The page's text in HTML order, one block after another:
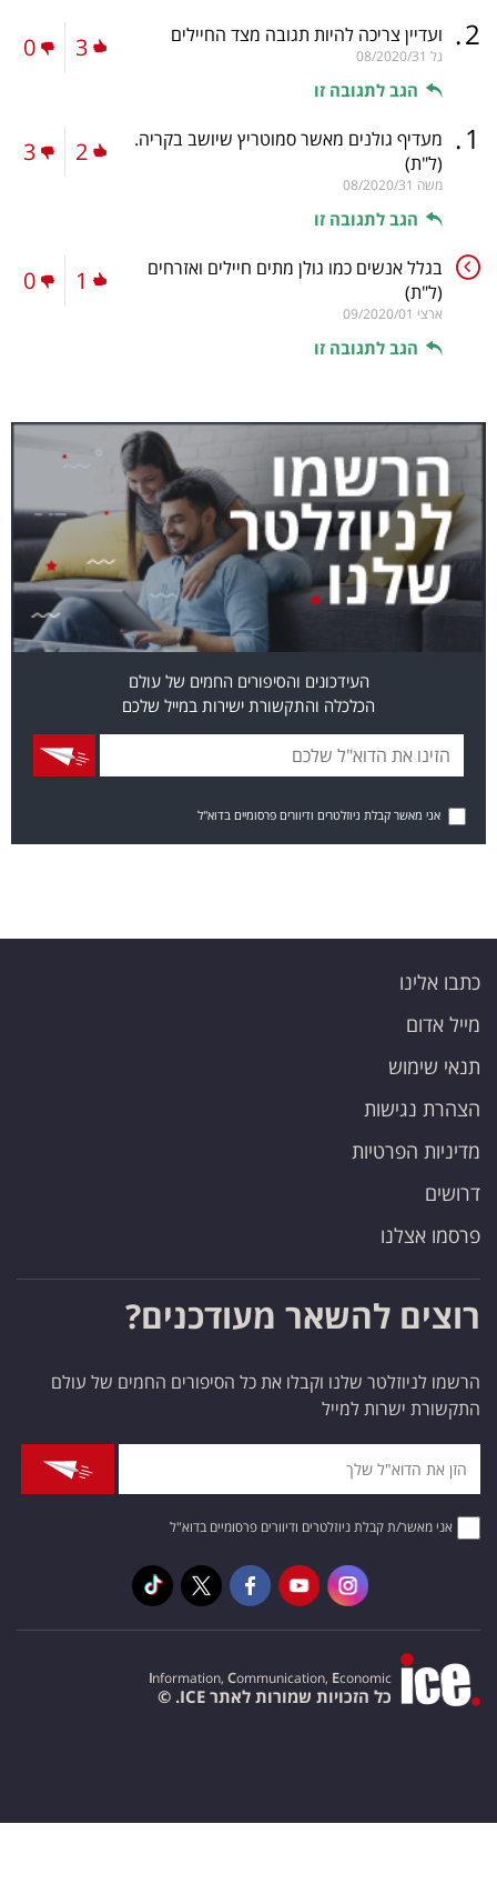
2
. ועדיין צריכה להיות תגובה מצד החיילים
גל 08/2020/31
הגב לתגובה זו
3
0
1
. מעדיף גולנים מאשר סמוטריץ שיושב בקריה.
(ל"ת)
משה 08/2020/31
הגב לתגובה זו
2
3
בגלל אנשים כמו גולן מתים חיילים ואזרחים
(ל"ת)
ארצי 09/2020/01
הגב לתגובה זו
1
0
העידכונים והסיפורים החמים של עולם
הכלכלה והתקשורת ישירות במייל שלכם
אני מאשר קבלת ניוזלטרים ודיוורים פרסומיים בדוא"ל
כתבו אלינו
מייל אדום
תנאי שימוש
הצהרת נגישות
מדיניות הפרטיות
דרושים
פרסמו אצלנו
רוצים להשאר מעודכנים?
הרשמו לניוזלטר שלנו וקבלו את כל הסיפורים החמים של עולם
התקשורת ישרות למייל
אני מאשר/ת קבלת ניוזלטרים ודיוורים פרסומיים בדוא"ל
Information, Communication, Economic
כל הזכויות שמורות לאתר ICE. ©